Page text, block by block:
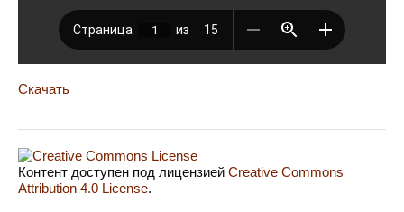
Скачать
Контент доступен под лицензией Creative Commons
Attribution 4.0 License.